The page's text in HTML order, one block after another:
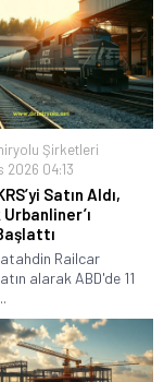
Şirketleri
2026 04:13
Satın Aldı,
Railcar
alarak ABD'de 11